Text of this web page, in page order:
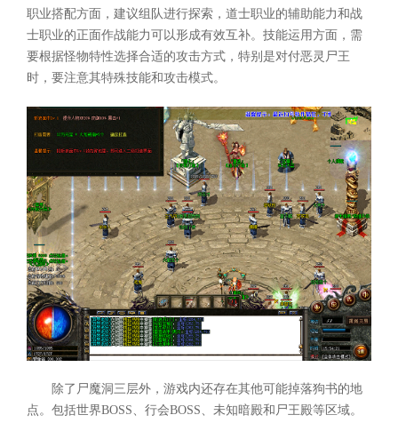
职业搭配方面，建议组队进行探索，道士职业的辅助能力和战
士职业的正面作战能力可以形成有效互补。技能运用方面，需
要根据怪物特性选择合适的攻击方式，特别是对付恶灵尸王
时，要注意其特殊技能和攻击模式。
除了尸魔洞三层外，游戏内还存在其他可能掉落狗书的地
点。包括世界BOSS、行会BOSS、未知暗殿和尸王殿等区域。